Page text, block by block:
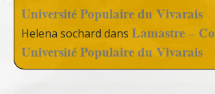
Université Populaire du Vivarais
Helena sochard dans Lamastre –
Université Populaire du Vivarais